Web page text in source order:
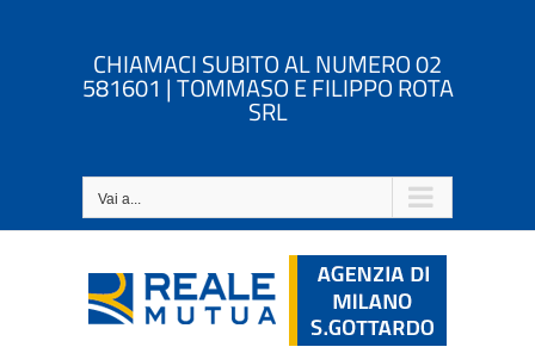
CHIAMACI SUBITO AL NUMERO 02
581601 | TOMMASO E FILIPPO ROTA
SRL
Vai a...